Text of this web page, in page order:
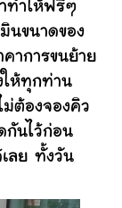
ทำให้ฟรีๆ
นขนาดของ
คาการขนย้าย
ให้ทุกท่าน
ต้องจองคิว
กันไว้ก่อน
ลย ทั้งวัน